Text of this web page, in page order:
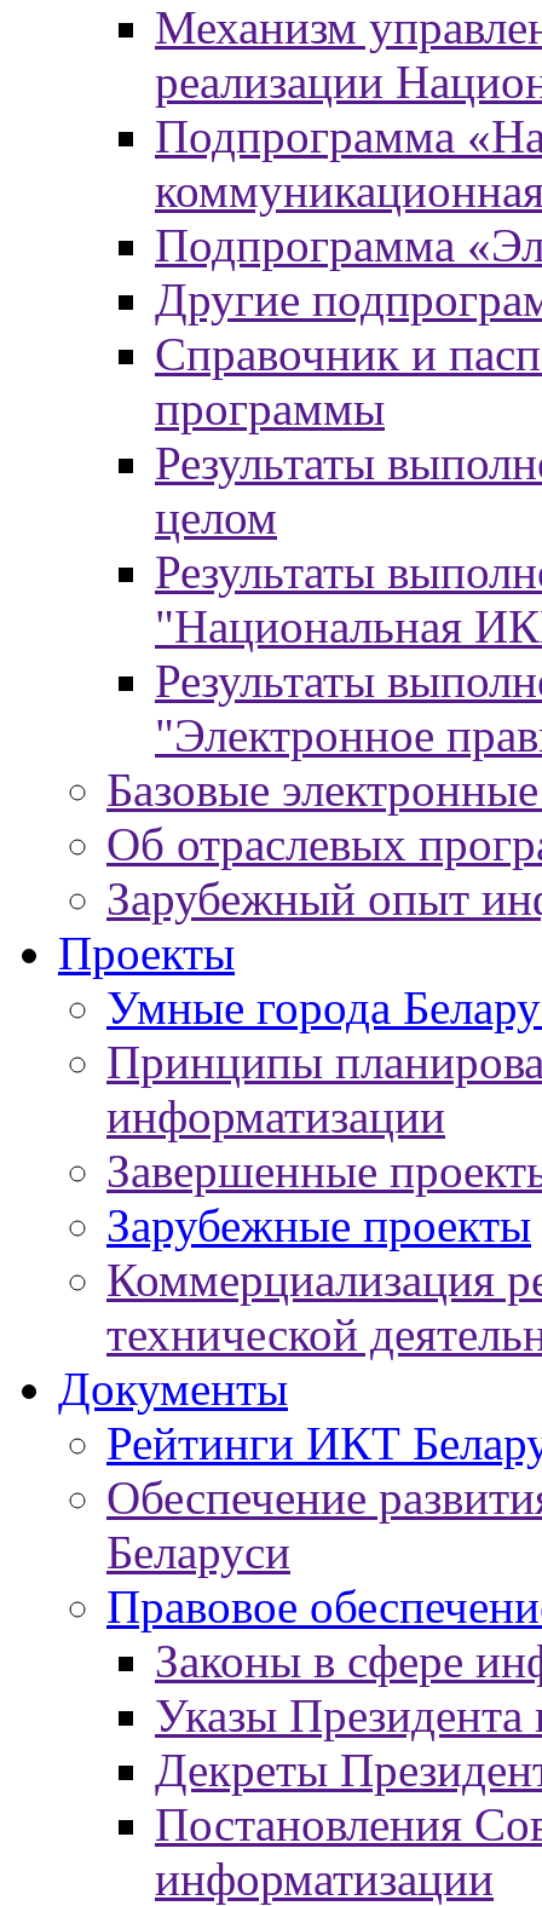
Механизм
реализации
Подпрограмма
Подпрограмма
Другие
Справочник и
программы
Результаты
целом
Результаты
"Национальная
Результаты
"Электронное
Базовые
Об отраслевых
Зарубежный опыт
Проекты
Умные города
Принципы
информатизации
Завершенные
Зарубежные проекты
Коммерциализация
технической
Документы
Рейтинги ИКТ
Обеспечение
Беларуси
Правовое
Законы в сфере
Указы
Декреты
Постановления
информатизации